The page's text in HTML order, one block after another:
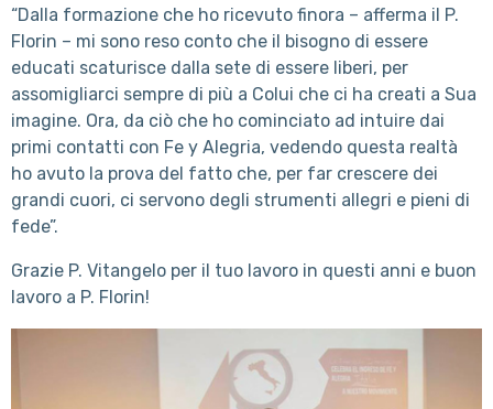
“Dalla formazione che ho ricevuto finora – afferma il P.
Florin – mi sono reso conto che il bisogno di essere
educati scaturisce dalla sete di essere liberi, per
assomigliarci sempre di più a Colui che ci ha creati a Sua
imagine. Ora, da ciò che ho cominciato ad intuire dai
primi contatti con Fe y Alegria, vedendo questa realtà
ho avuto la prova del fatto che, per far crescere dei
grandi cuori, ci servono degli strumenti allegri e pieni di
fede”.
Grazie P. Vitangelo per il tuo lavoro in questi anni e buon
lavoro a P. Florin!